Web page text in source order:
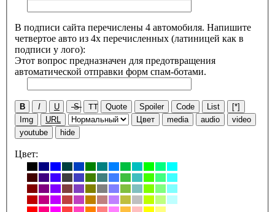
В подписи сайта перечислены 4 автомобиля. Напишите
четвертое авто из 4х перечисленных (латиницей как в
подписи у лого):
Этот вопрос предназначен для предотвращения
автоматической отправки форм спам-ботами.
B I U S TT Quote Spoiler Code List
[*]
Img
URL Цвет media audio
video
youtube
hide
Цвет: